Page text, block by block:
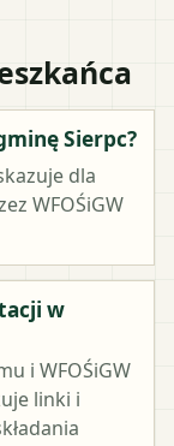
Sierpc?
dla
WFOŚiGW
w
i WFOŚiGW
linki i